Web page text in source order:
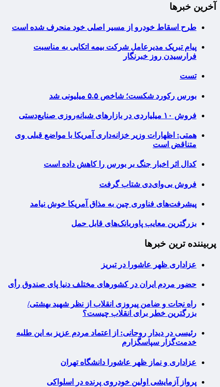
آخرین خبرها
طرح اسقاط خودرو از مسیر اصلی خود منحرف شده است
پیام تبریک مدیرعامل شرکت بیمه اتکایی به مناسبت
فرارسیدن روز خبرنگار
تست
بورس رکورد شکست؛ شاخص ۵.۵ میلیونی شد
فروش ۱۰ میلیاردی در بازارهای شبانه‌روزی صنایع‌دستی
همتی: اظهارات وزیر خزانه‌داری آمریکا با مواضع قبلی وی
متناقض است
کدال اثر اخبار جنگ بر بورس را کاهش داده است
فروش بی‌وای‌دی شتاب گرفت
پیشرفت‌های فناوری چین به مذاق آمریکا خوش نیامد
بزرگترین معایب پاوربانک‌های قابل حمل
پربیننده ترین خبرها
عزاداری ظهر عاشورا در تبریز
حضور مردم ایران در کشورهای مختلف دنیا پای صندوق رأی
راه نجات و ضامن پیروزی انقلاب از نظر شهید بهشتی/
بزرگترین خطر برای انقلاب چیست؟
رئیسی در دیدار روحانی: از اعتماد مردم عزیز به این طلبه
خدمت‌گزار سپاسگزارم
عزاداری و نماز ظهر عاشورا دانشگاه تهران
پرواز آزمایشی اولین خودروی پرنده در اسلواکی